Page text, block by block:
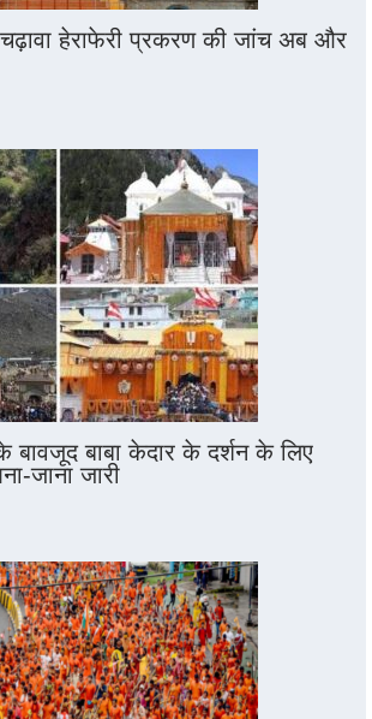
चढ़ावा हेराफेरी प्रकरण की जांच अब और
बावजूद बाबा केदार के दर्शन के लिए
जाना जारी